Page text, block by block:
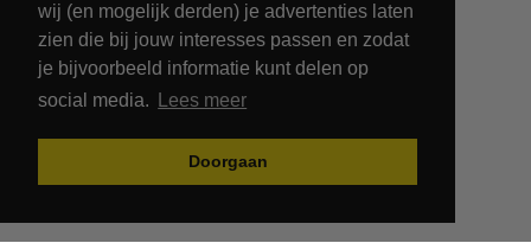
wij (en mogelijk derden) je advertenties laten
zien die bij jouw interesses passen en zodat
je bijvoorbeeld informatie kunt delen op
social media.
Lees meer
Doorgaan